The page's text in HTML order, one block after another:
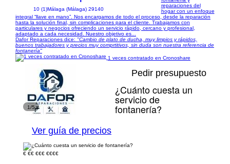
10 (1)Málaga (Málaga) 29140
reparaciones del
hogar con un enfoque
integral “llave en mano”. Nos encargamos de todo el proceso, desde la reparación
hasta la solución final, sin complicaciones para el cliente. Trabajamos con
particulares y negocios ofreciendo un servicio rápido, cercano y profesional,
adaptado a cada necesidad. Nuestro objetivo es...
Dafor Reparaciones dice: "Cambio de plato de ducha, muy limpios y rápidos,
buenos trabajadores y precios muy comprtitivos, sin duda son nuestra referencia de
fontanería"
1 veces contratado en Cronoshare
1/5
Pedir presupuesto
¿Cuánto cuesta un
servicio de
fontanería?
Ver guía de precios
€ €€ €€€ €€€€